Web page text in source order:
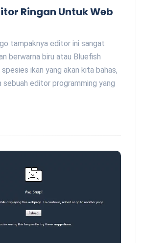
Ringan Untuk Web
tampaknya editor ini sangat
berwarna biru atau Bluefish
ikan yang akan kita bahas,
sebuah editor programming yang